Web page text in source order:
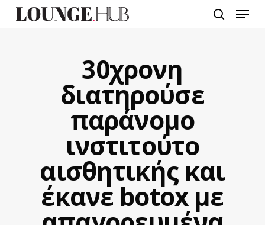
Menu
30χρονη
διατηρούσε
παράνομο
ινστιτούτο
αισθητικής και
έκανε botox με